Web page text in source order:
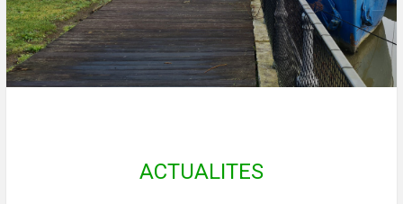
ACTUALITES